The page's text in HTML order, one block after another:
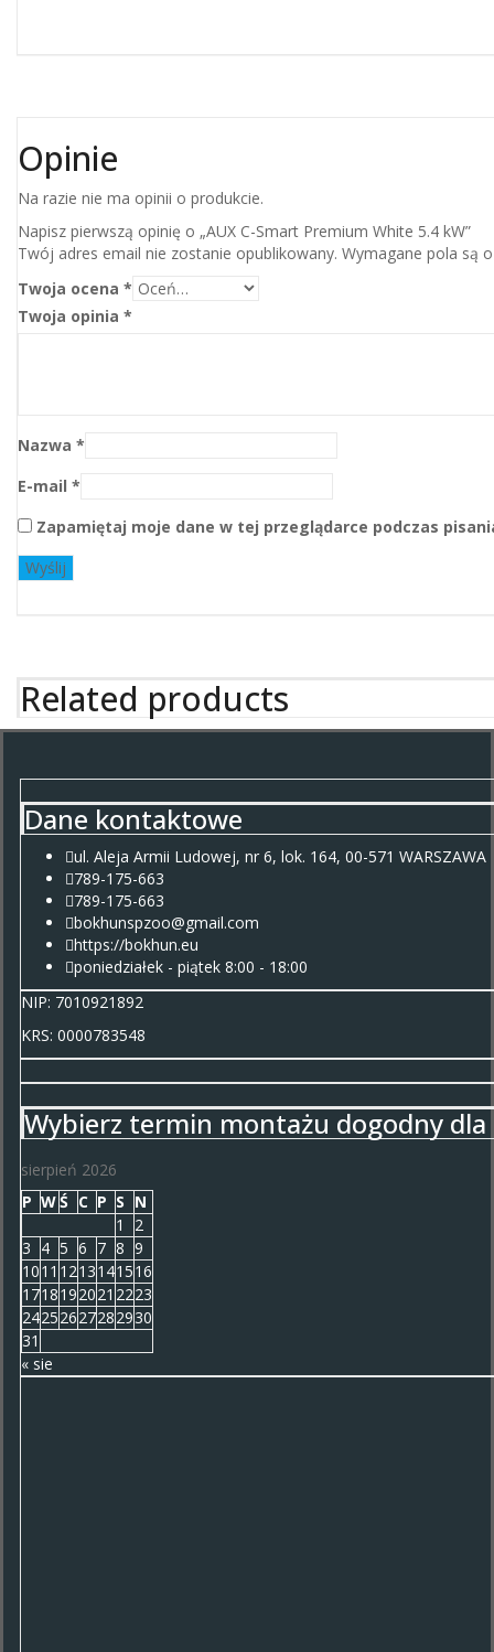
Opinie
Na razie nie ma opinii o produkcie.
Napisz pierwszą opinię o „AUX C-Smart Premium White 5.4 kW”
Twój adres email nie zostanie opublikowany. Wymagane pola są
Twoja ocena *
Twoja opinia *
Nazwa *
E-mail *
Zapamiętaj moje dane w tej przeglądarce podczas
Related products
Dane kontaktowe
ul. Aleja Armii Ludowej, nr 6, lok. 164, 00-571 WARSZAWA
789-175-663
789-175-663
bokhunspzoo@gmail.com
https://bokhun.eu
poniedziałek - piątek 8:00 - 18:00
NIP: 7010921892
KRS: 0000783548
Wybierz termin montażu dogodny dla
sierpień 2026
P WŚ C P S N
1
2
3 4 5 6 7 8 9
1011 1213141516
1718192021 2223
24252627282930
31
« sie